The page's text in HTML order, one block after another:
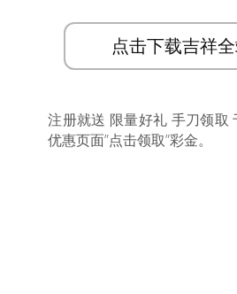
点击下载吉祥
注册就送 限量好礼 手刀领取
优惠页面”点击领取”彩金。